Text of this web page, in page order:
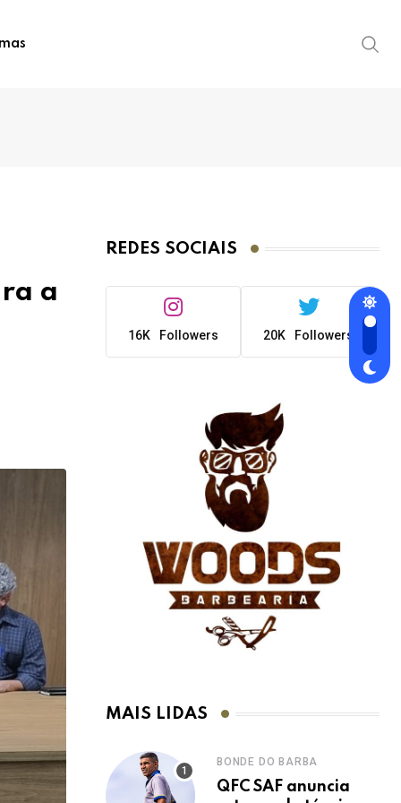
a
REDES SOCIAIS
16K Followers 20K Followers
MAIS LIDAS
BONDE DO BARBA
QFC SAF anuncia